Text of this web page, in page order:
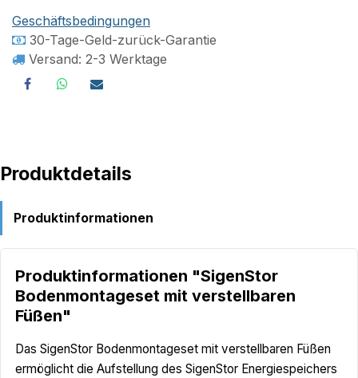
Geschäftsbedingungen
30-Tage-Geld-zurück-Garantie
Versand: 2-3 Werktage
Produktdetails
Produktinformationen
Produktinformationen "SigenStor
Bodenmontageset mit verstellbaren
Füßen"
Das SigenStor Bodenmontageset mit verstellbaren Füßen
ermöglicht die Aufstellung des SigenStor Energiespeichers